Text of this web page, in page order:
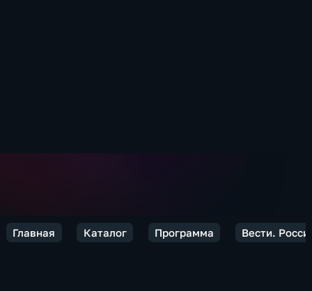
Главная Каталог Программа Вести.